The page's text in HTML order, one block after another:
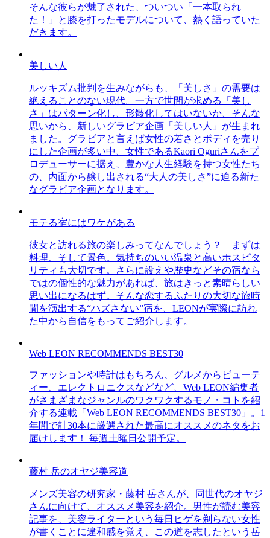
そんな彼らが魅了された、ついつい「一本取られ
た！」と膝を打ったモデルについて、熱く語っていた
だきます。
美しい人
ルッキズム批判を生みながらも、「美しさ」の需要は
絶えることのない現代。一方で世間が求める「美し
さ」はパターン化し、形骸化してはいないか、そんな
思いから、新しいグラビア企画「美しい人」が生まれ
ました。グラビアと言えば女性の若さとボディを売り
にした企画が多い中、女性であるKaori Oguriさんをプ
ロデューサーに据え、豊かな人生経験を持つ女性たち
の、内面から醸し出される“大人の美しさ”に迫る新た
なグラビア企画となります。
モテる宿にはワケがある
彼女と訪れる旅の楽しみってなんでしょう？ まずは
料理、そして景色。気持ちのいい温泉と高いホスピタ
リティも大切です。さらに設えや歴史などその宿なら
ではの個性的な魅力があれば、旅はきっと素晴らしい
思い出になるはず。そんな恋するふたりの大切な旅時
間を演出する“ハズさない”宿を、LEONが実際に訪れ
た中から自信をもってご紹介します。
Web LEON RECOMMENDS BEST30
ファッションや時計はもちろん、グルメからビューテ
ィー、エレクトロニクスなどなど、Web LEON編集者
がさまざまなジャンルのワクワクするモノ・コトを紹
介する連載「Web LEON RECOMMENDS BEST30」。1
年間で計30本に厳選された最高にオススメのネタをお
届けします！ 毎週土曜日公開予定。
藤村 岳のオヤジ美容道
メンズ美容の研究家・藤村 岳さんが、同世代のオヤジ
さんに向けて、オススメ美容を紹介。男性が読む美容
記事を、美容ライターという毎日ヒゲを剃らない女性
が書くことに違和感を覚え、この道を志したという岳